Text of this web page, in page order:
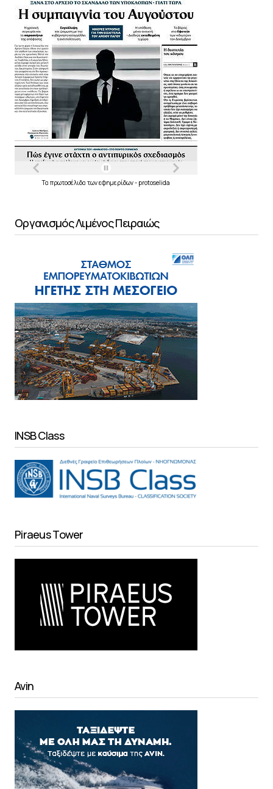
Τα πρωτοσέλιδα τωνεφημερίδων- protoselida
Οργανισμός Λιμένος Πειραιώς
INSB Class
Piraeus Tower
Avin